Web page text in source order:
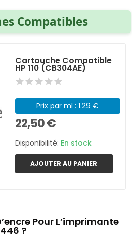
Compatibles
Cartouche Compatible
HP 110 (CB304AE)
Prix par ml : 1.29 €
22,50 €
Disponibilité: En stock
AJOUTER AU PANIER
Pour L’imprimante
446 ?